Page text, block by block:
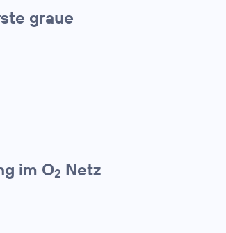
graue
im O2 Netz